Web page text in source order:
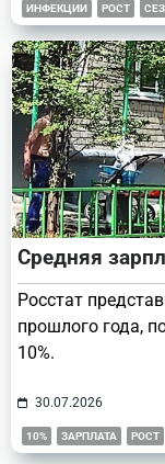
ИНФЕКЦИИ РОСТ
Средняя
Росстат
прошлого года,
10%.
30.07.2026
10% ЗАРПЛАТА РОСТ